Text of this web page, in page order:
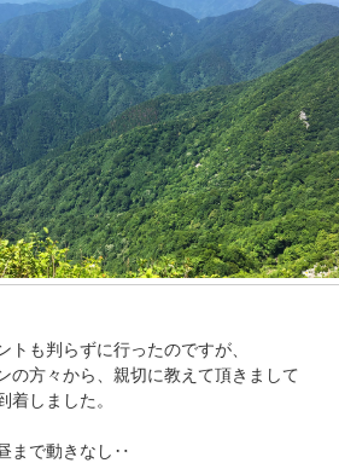
トも判らずに行ったのですが、
の方々から、親切に教えて頂きまして
着しました。
まで動きなし‥